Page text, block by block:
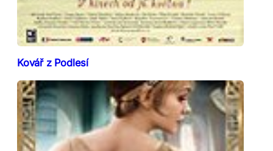
Kovář z Podlesí